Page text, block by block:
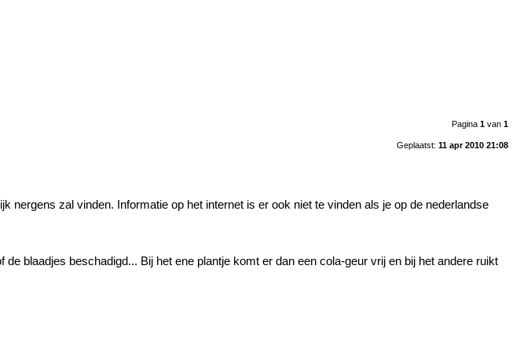
Pagina 1van 1
Geplaatst: 11 apr 2010 21:08
zal vinden. Informatie op het internet is er ook niet te vinden als je op de nederlandse
blaadjes beschadigd... Bij het ene plantje komt er dan een cola-geur vrij en bij het andere ruikt